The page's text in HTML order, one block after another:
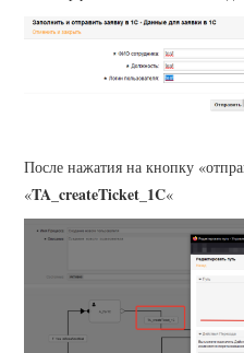
После нажатия на кнопку
«TA_createTicket_1C«